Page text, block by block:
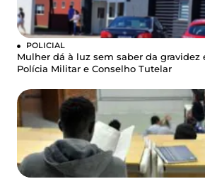
POLICIAL
Mulher dá à luz sem saber da gravidez
Polícia Militar e Conselho Tutelar